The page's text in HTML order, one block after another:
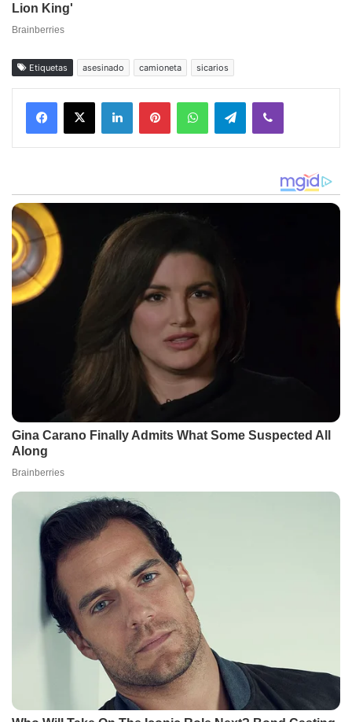
Etiquetas asesinado camioneta sicarios
Facebook
X LinkedInPinterestWhatsAppTelegramViber